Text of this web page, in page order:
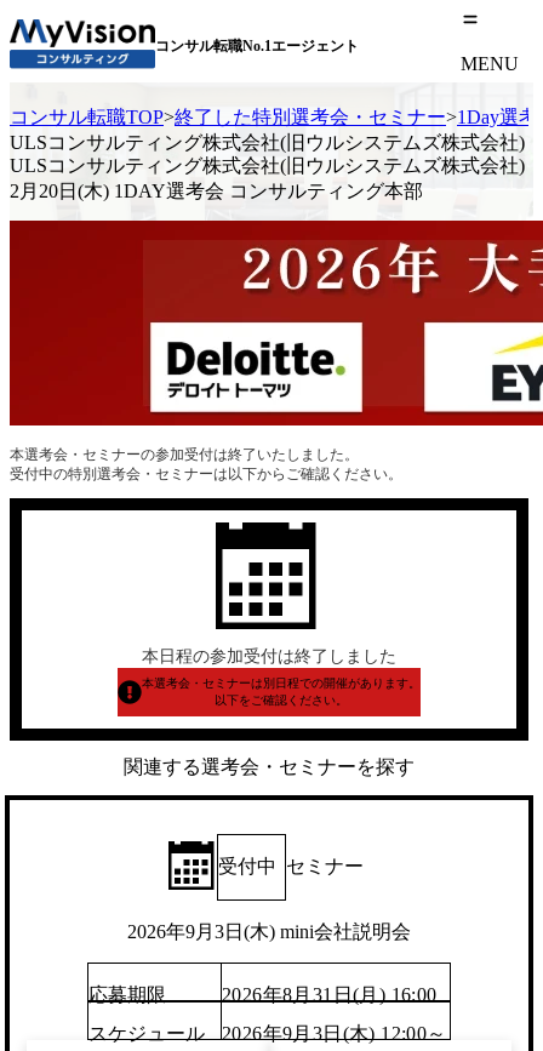
コンサル転職No.1エージェント
MENU
コンサル転職TOP>終了した特別選考会・セミナー>1Day選考
ULSコンサルティング株式会社(旧ウルシステムズ株式会社)
ULSコンサルティング株式会社(旧ウルシステムズ株式会社)
2月20日(木) 1DAY選考会 コンサルティング本部
本選考会・セミナーの参加受付は終了いたしました。
受付中の特別選考会・セミナーは以下からご確認ください。
本日程の参加受付は終了しました
本選考会・セミナーは別日程での開催があります。
以下をご確認ください。
関連する選考会・セミナーを探す
受付中 セミナー
2026年9月3日(木) mini会社説明会
応募期限
2026年8月31日(月) 16:00
スケジュール
2026年9月3日(木) 12:00～